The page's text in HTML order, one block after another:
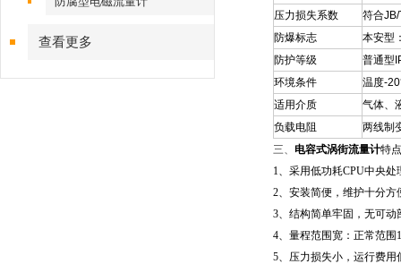
查看更多
压力损失系数
符合
防爆标志
本安型
防护等级
普通型
环境条件
温度-20
适用介质
气体、
负载电阻
两线制
三、 电容式涡街流量计特点
1、采用低功耗CPU中央处
2、安装简便，维护十分
3、结构简单牢固，无可
4、量程范围宽：正常范围 1
5、压力损失小，运行费用